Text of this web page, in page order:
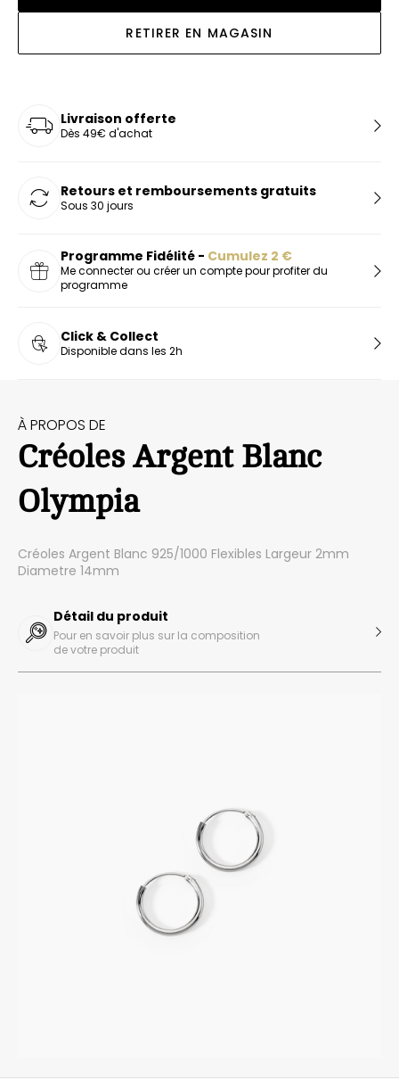
RETIRER EN MAGASIN
Livraison offerte
Dès 49€ d'achat
Retours et remboursements gratuits
Sous 30 jours
Programme Fidélité - Cumulez 2 €
Me connecter ou créer un compte pour profiter du
programme
Click & Collect
Disponible dans les 2h
À PROPOS DE
Créoles Argent Blanc
Olympia
Créoles Argent Blanc 925/1000 Flexibles Largeur 2mm
Diametre 14mm
Détail du produit
Pour en savoir plus sur la composition
de votre produit